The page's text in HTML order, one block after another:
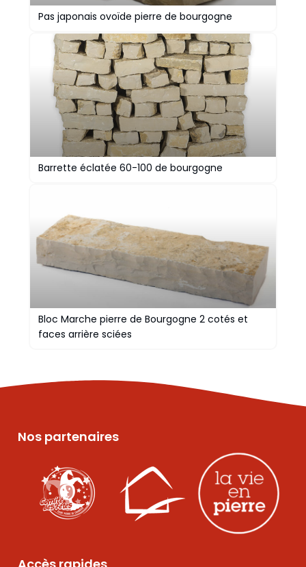
Pas japonais ovoïde pierre de bourgogne
Barrette éclatée 60-100 de bourgogne
Bloc Marche pierre de Bourgogne 2 cotés et
faces arrière sciées
Nos partenaires